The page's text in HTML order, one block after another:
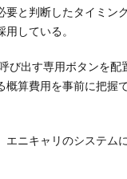
要と判断したタイミン
している。
び出す専用ボタンを配
概算費用を事前に把握
エニキャリのシステム